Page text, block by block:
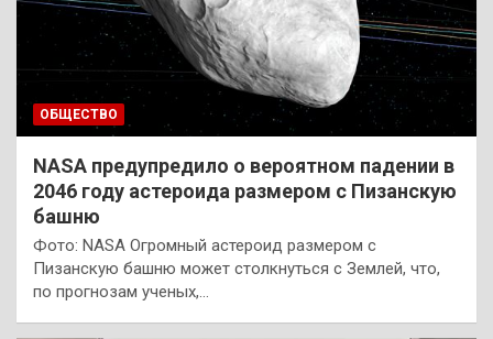
ОБЩЕСТВО
NASA предупредило о вероятном падении в
2046 году астероида размером с Пизанскую
башню
Фото: NASA Огромный астероид размером с
Пизанскую башню может столкнуться с Землей, что,
по прогнозам ученых,…